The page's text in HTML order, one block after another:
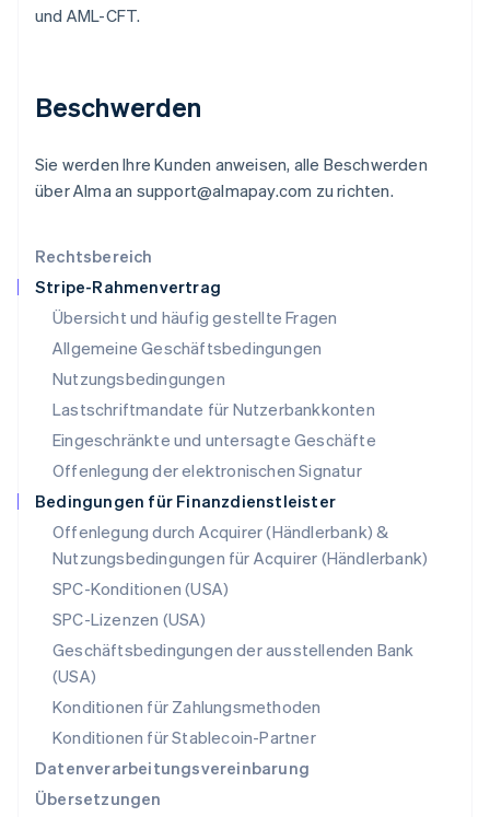
Rechtsbereich
Stripe-Rahmenvertrag
Übersicht und häufig gestellte Fragen
Allgemeine Geschäftsbedingungen
Nutzungsbedingungen
Lastschriftmandate für Nutzerbankkonten
Eingeschränkte und untersagte Geschäfte
Offenlegung der elektronischen Signatur
Bedingungen für Finanzdienstleister
Offenlegung durch Acquirer (Händlerbank) &
Nutzungsbedingungen für Acquirer (Händlerbank)
SPC-Konditionen (USA)
SPC-Lizenzen (USA)
Geschäftsbedingungen der ausstellenden Bank
(USA)
Konditionen für Zahlungsmethoden
Konditionen für Stablecoin-Partner
Datenverarbeitungsvereinbarung
Übersetzungen
und AML-CFT.
Beschwerden
Sie werden Ihre Kunden anweisen, alle Beschwerden
über Alma an support@almapay.com zu richten.
Lettland
Litauen
Luxemburg
Malaysia
Malta
English
Mexiko
EspañolEnglish
Neuseeland
Niederlande
NederlandsEnglish
Norwegen
English
Österreich
DeutschEnglish
Polen
English
Portugal
PortuguêsEnglish
English
Schweden
Svenska
Deutsch Français Italiano English
Singapur
Slowakei
English